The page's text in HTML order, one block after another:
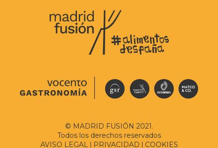
© MADRID FUSIÓN 2021.
Todos los derechos reservados
AVISO LEGAL
PRIVACIDAD COOKIES